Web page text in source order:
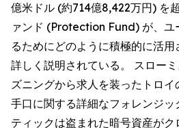
億米ドル (約714億8,422万円) を
ァンド (Protection Fund) が、ユ
るためにどのように積極的に活
詳しく説明されている。 スロー
ズニングから求人を装ったトロ
手口に関する詳細なフォレンジ
ティックは盗まれた暗号資産が